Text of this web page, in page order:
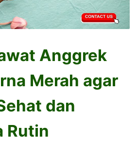
Anggrek
Merah agar
dan
Rutin